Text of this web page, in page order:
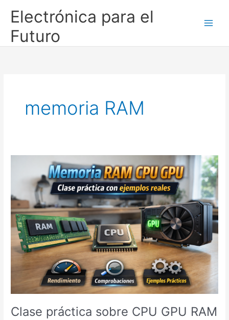
Electrónica para el
Futuro
memoria RAM
Clase práctica sobre CPU GPU RAM
CPU
GPU
RAM